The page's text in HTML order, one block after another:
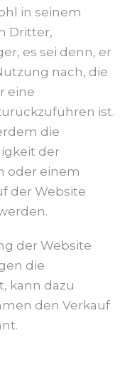
in seinem
Dritter,
es sei denn, er
nach, die
eine
ist.
die
der
oder einem
der Website
der Website
die
kann dazu
den Verkauf